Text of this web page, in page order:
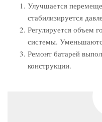
Улучшается
стабилизируется
Регулируется объем
системы.
Ремонт батарей
конструкции.